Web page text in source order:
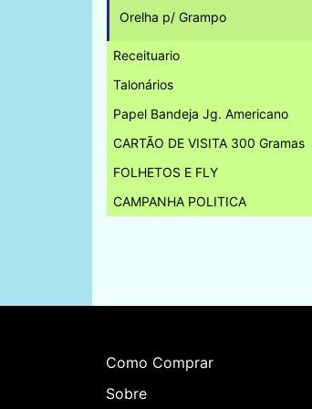
Orelha p/ Grampo
Receituario
Talonários
Papel Bandeja Jg. Americano
CARTÃO DE VISITA 300 Gramas
FOLHETOS E FLY
CAMPANHA POLITICA
Como Comprar
Sobre